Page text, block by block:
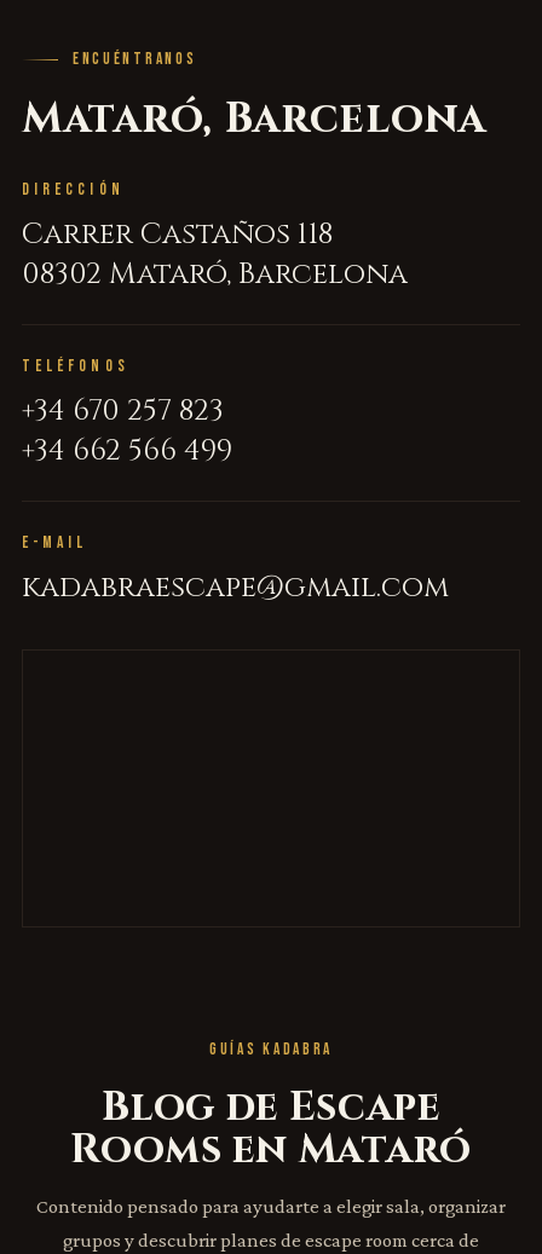
ENCUÉNTRANOS
Mataró, Barcelona
DIRECCIÓN
Carrer Castaños 118
08302 Mataró, Barcelona
TELÉFONOS
+34 670 257 823
+34 662 566 499
E-MAIL
kadabraescape@gmail.com
GUÍAS KADABRA
Blog de Escape
Rooms en Mataró
Contenido pensado para ayudarte a elegir sala, organizar
grupos y descubrir planes de escape room cerca de